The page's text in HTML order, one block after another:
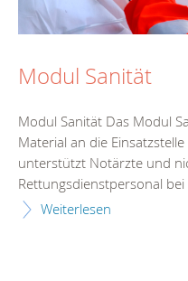
Modul Sanität
Modul Sanität Das Modul
Material an die
unterstützt Notärzte und
Rettungsdienstpersonal
Weiterlesen